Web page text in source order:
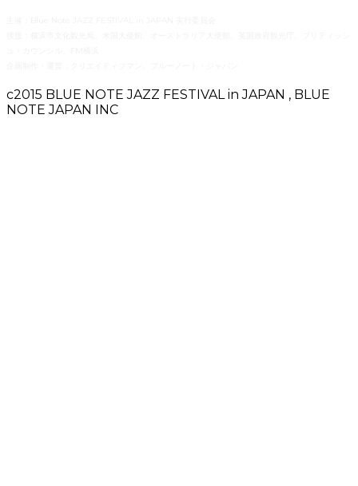
c2015 BLUE NOTE JAZZ FESTIVAL in JAPAN , BLUE
NOTE JAPAN INC